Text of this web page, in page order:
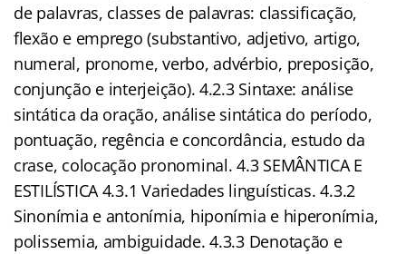
de palavras, classes de palavras: classificação,
flexão e emprego (substantivo, adjetivo, artigo,
numeral, pronome, verbo, advérbio, preposição,
conjunção e interjeição). 4.2.3 Sintaxe: análise
sintática da oração, análise sintática do período,
pontuação, regência e concordância, estudo da
crase, colocação pronominal. 4.3 SEMÂNTICA E
ESTILÍSTICA 4.3.1 Variedades linguísticas. 4.3.2
Sinonímia e antonímia, hiponímia e hiperonímia,
polissemia, ambiguidade. 4.3.3 Denotação e